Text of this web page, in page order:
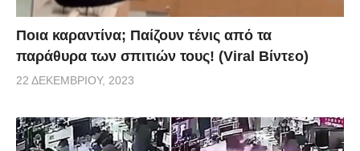
Ποια καραντίνα; Παίζουν τένις από τα
παράθυρα των σπιτιών τους! (Viral Βίντεο)
22 ΔΕΚΕΜΒΡΊΟΥ, 2023